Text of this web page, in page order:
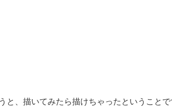
、描いてみたら描けちゃったということで